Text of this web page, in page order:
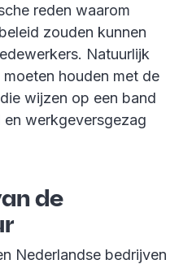
reden waarom
zouden kunnen
Natuurlijk
houden met de
wijzen op een band
werkgeversgezag
de
Nederlandse bedrijven